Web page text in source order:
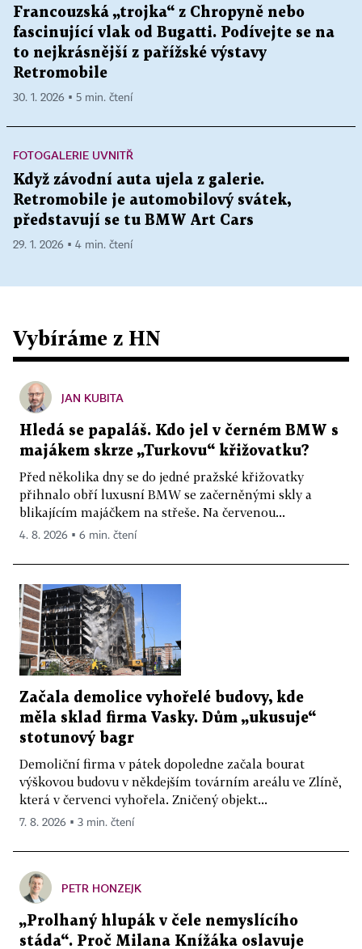
Francouzská „trojka“ z Chropyně nebo
fascinující vlak od Bugatti. Podívejte se na
to nejkrásnější z pařížské výstavy
Retromobile
30. 1. 2026 ▪ 5 min. čtení
FOTOGALERIE UVNITŘ
Když závodní auta ujela z galerie.
Retromobile je automobilový svátek,
představují se tu BMW Art Cars
29. 1. 2026 ▪ 4 min. čtení
Vybíráme z HN
JAN KUBITA
Hledá se papaláš. Kdo jel v černém BMW s
majákem skrze „Turkovu“ křižovatku?
Před několika dny se do jedné pražské křižovatky
přihnalo obří luxusní BMW se začerněnými skly a
blikajícím majáčkem na střeše. Na červenou...
4. 8. 2026 ▪ 6 min. čtení
Začala demolice vyhořelé budovy, kde
měla sklad firma Vasky. Dům „ukusuje“
stotunový bagr
Demoliční firma v pátek dopoledne začala bourat
výškovou budovu v někdejším továrním areálu ve Zlíně,
která v červenci vyhořela. Zničený objekt...
7. 8. 2026 ▪ 3 min. čtení
PETR HONZEJK
„Prolhaný hlupák v čele nemyslícího
stáda“. Proč Milana Knížáka oslavuje